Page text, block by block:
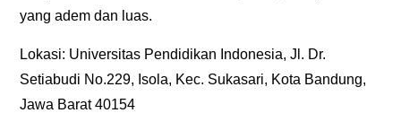
yang adem dan luas.
Lokasi: Universitas Pendidikan Indonesia, Jl. Dr.
Setiabudi No.229, Isola, Kec. Sukasari, Kota Bandung,
Jawa Barat 40154